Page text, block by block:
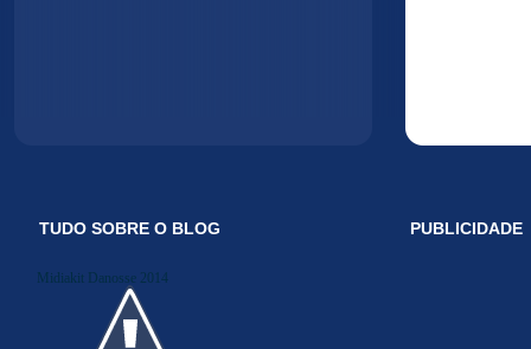
TUDO SOBRE O BLOG
Midiakit Danosse 2014
PUBLICIDADE